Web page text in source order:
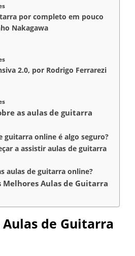
por completo em pouco
Nakagawa
2.0, por Rodrigo Ferrarezi
as aulas de guitarra
guitarra online é algo seguro?
a assistir aulas de guitarra
aulas de guitarra online?
Melhores Aulas de Guitarra
de Guitarra